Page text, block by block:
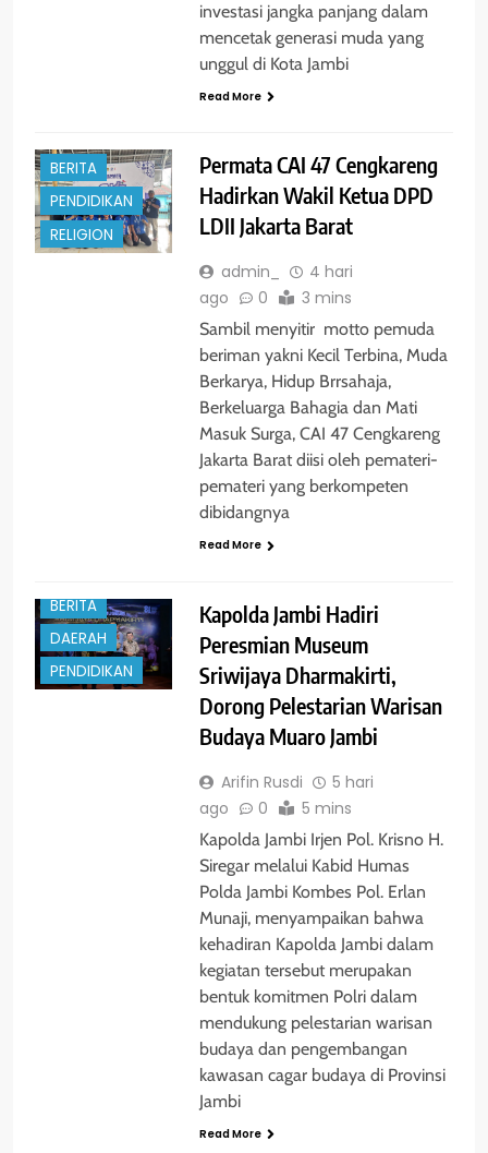
investasi jangka panjang dalam
mencetak generasi muda yang
unggul di Kota Jambi
Read More
BERITA
PENDIDIKAN
RELIGION
Permata CAI 47 Cengkareng
Hadirkan Wakil Ketua DPD
LDII Jakarta Barat
admin_
4 hari
ago
0 3 mins
Sambil menyitir motto pemuda
beriman yakni Kecil Terbina, Muda
Berkarya, Hidup Brrsahaja,
Berkeluarga Bahagia dan Mati
Masuk Surga, CAI 47 Cengkareng
Jakarta Barat diisi oleh pemateri-
pemateri yang berkompeten
dibidangnya
Read More
BERITA
DAERAH
PENDIDIKAN
Kapolda Jambi Hadiri
Peresmian Museum
Sriwijaya Dharmakirti,
Dorong Pelestarian Warisan
Budaya Muaro Jambi
Arifin Rusdi
5 hari
ago
0 5 mins
Kapolda Jambi Irjen Pol. Krisno H.
Siregar melalui Kabid Humas
Polda Jambi Kombes Pol. Erlan
Munaji, menyampaikan bahwa
kehadiran Kapolda Jambi dalam
kegiatan tersebut merupakan
bentuk komitmen Polri dalam
mendukung pelestarian warisan
budaya dan pengembangan
kawasan cagar budaya di Provinsi
Jambi
Read More